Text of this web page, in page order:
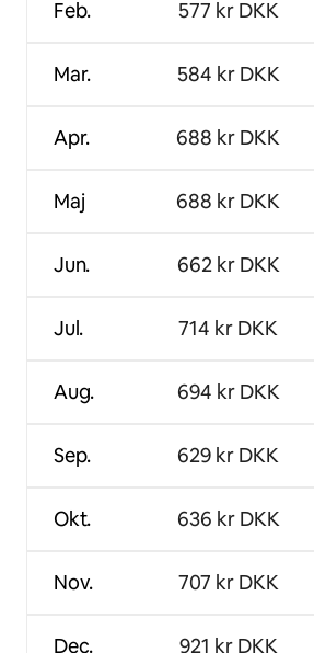
Feb.
Mar.
Apr.
Maj
Jun.
Jul.
Aug.
Sep.
Okt.
Nov.
Dec.
577 kr DKK
584 kr DKK
688 kr DKK
688 kr DKK
662 kr DKK
714 kr DKK
694 kr DKK
629 kr DKK
636 kr DKK
707 kr DKK
921 kr DKK